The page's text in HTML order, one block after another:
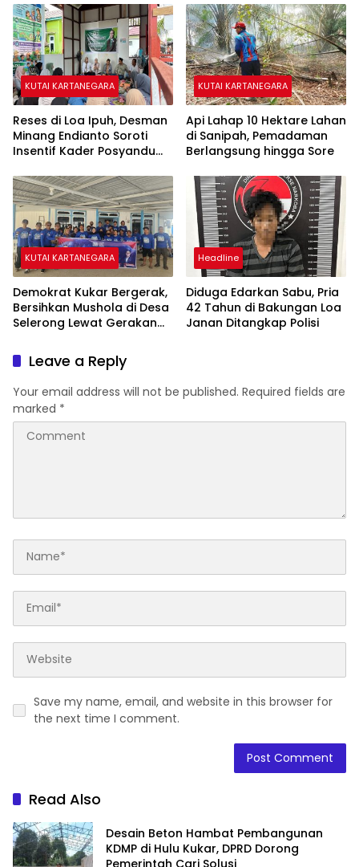
KUTAI KARTANEGARA
Reses di Loa Ipuh, Desman
Minang Endianto Soroti
Insentif Kader Posyandu
KUTAI KARTANEGARA
Api Lahap 10 Hektare Lahan
di Sanipah, Pemadaman
Berlangsung hingga Sore
KUTAI KARTANEGARA
Demokrat Kukar Bergerak,
Bersihkan Mushola di Desa
Selerong Lewat Gerakan
Headline
Diduga Edarkan Sabu, Pria
42 Tahun di Bakungan Loa
Janan Ditangkap Polisi
Leave a Reply
Your email address will not be published. Required fields are
marked *
Save my name, email, and website in this browser for
the next time I comment.
Read Also
Desain Beton Hambat Pembangunan
KDMP di Hulu Kukar, DPRD Dorong